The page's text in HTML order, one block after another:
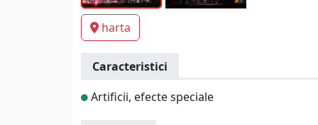
harta
Caracteristici
Artificii, efecte speciale